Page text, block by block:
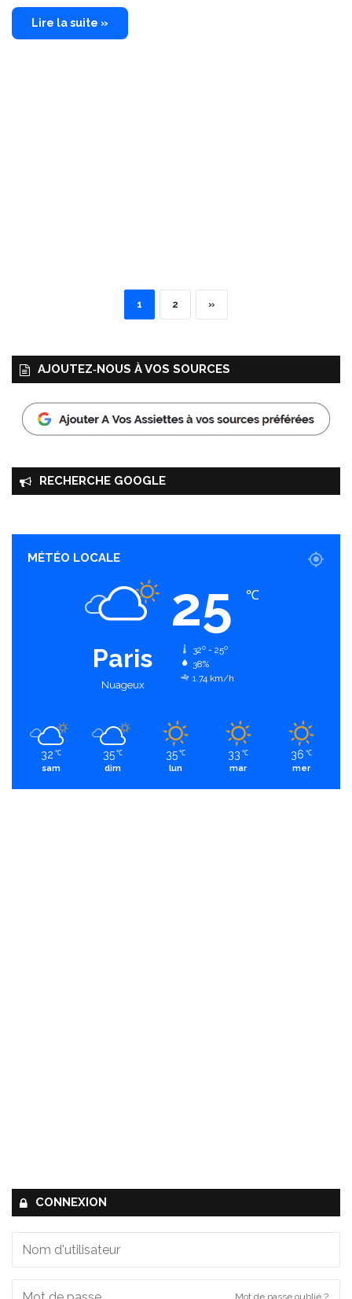
Lire la suite »
1 2 »
AJOUTEZ‑NOUS À VOS SOURCES
RECHERCHE GOOGLE
MÉTÉO LOCALE
Paris
Nuageux
25 ℃
32º - 25º
38%
1.74 km/h
32 ℃
sam
35 ℃
dim
35 ℃
lun
33 ℃
mar
36 ℃
mer
CONNEXION
Mot de passe oublié ?